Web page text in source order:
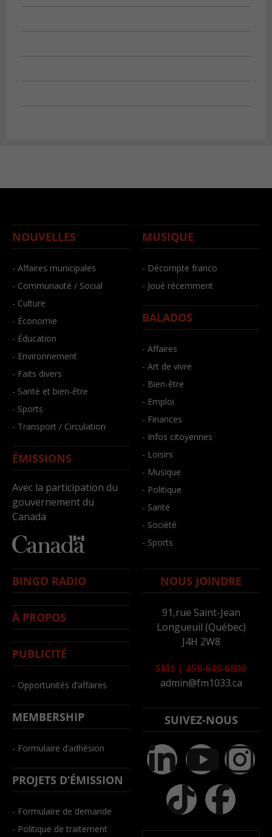
NOUVELLES
- Affaires municipales
- Communauté / Social
- Culture
- Économie
- Éducation
- Environnement
- Faits divers
- Santé et bien-être
- Sports
- Transport / Circulation
ÉMISSIONS
Avec la participation du
gouvernement du
Canada
MUSIQUE
- Décompte franco
- Joué récemment
BALADOS
- Affaires
- Art de vivre
- Bien-être
- Emploi
- Finances
- Infos citoyennes
- Loisirs
- Musique
- Politique
- Santé
- Société
- Sports
BINGO RADIO
À PROPOS
PUBLICITÉ
- Opportunités d’affaires
MEMBERSHIP
- Formulaire d’adhésion
PROJETS D’ÉMISSION
- Formulaire de demande
- Politique de traitement
NOUS JOINDRE
91,rue Saint-Jean
Longueuil (Québec)
J4H 2W8
SMS | 450-646-6800
admin@fm1033.ca
SUIVEZ-NOUS